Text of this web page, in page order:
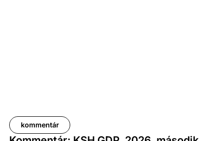
kommentár